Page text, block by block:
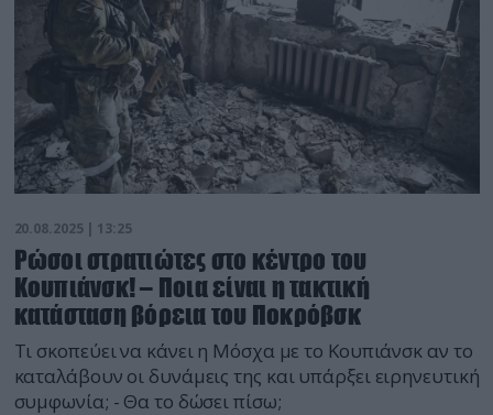
20.08.2025 | 13:25
Ρώσοι στρατιώτες στο κέντρο του
Κουπιάνσκ! – Ποια είναι η τακτική
κατάσταση βόρεια του Ποκρόβσκ
Τι σκοπεύει να κάνει η Μόσχα με το Κουπιάνσκ αν το
καταλάβουν οι δυνάμεις της και υπάρξει ειρηνευτική
συμφωνία; - Θα το δώσει πίσω;